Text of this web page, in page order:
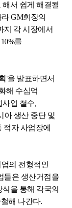
서 쉽게 해결될
GM회장의
지 각 시장에서
를
'을 발표하면서
해 수십억
사업 철수,
아 생산 중단 및
적자 사업장에
의 전형적인
들은 생산거점을
을 통해 각국의
해 나간다.